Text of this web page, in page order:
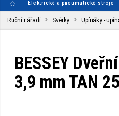
Elektrické a pneumatické stroje
Ruční nářadí Svěrky Upínáky -
BESSEY
3,9 mm TAN